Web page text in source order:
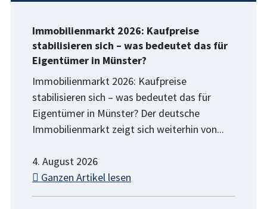
Immobilienmarkt 2026: Kaufpreise
stabilisieren sich – was bedeutet das für
Eigentümer in Münster?
Immobilienmarkt 2026: Kaufpreise
stabilisieren sich – was bedeutet das für
Eigentümer in Münster? Der deutsche
Immobilienmarkt zeigt sich weiterhin von...
4. August 2026
Ganzen Artikel lesen